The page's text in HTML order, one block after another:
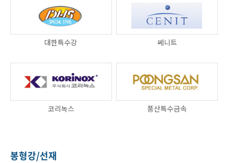
대한특수강 쎄니트
코리녹스 풍산특수금속
봉형강/선재